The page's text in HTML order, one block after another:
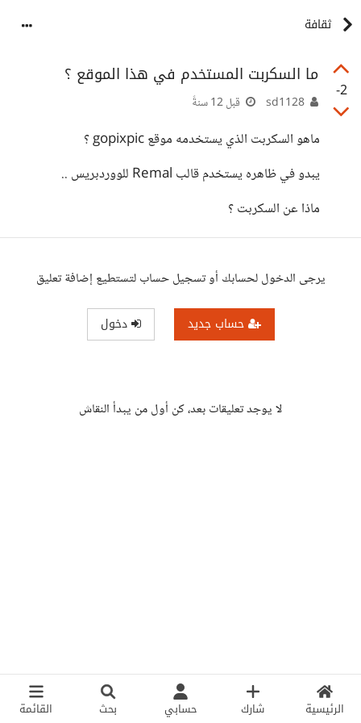
الرئيسية شارك حسابي بحث القائمة
ثقافة
-2
ما السكربت المستخدم في هذا الموقع ؟
قبل 12 سنةً
ماهو السكربت الذي يستخدمه موقع gopixpic ؟
يبدو في ظاهره يستخدم قالب Remal للووردبريس ..
ماذا عن السكربت ؟
يرجى الدخول لحسابك أو تسجيل حساب لتستطيع إضافة تعليق
حساب جديد دخول
لا يوجد تعليقات بعد، كن أول من يبدأ النقاش